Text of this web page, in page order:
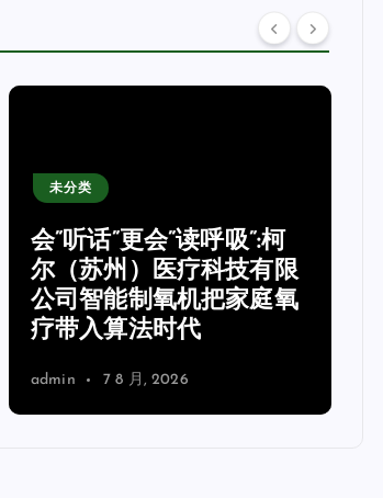
未分类
会”听话”更会”读呼吸”:柯
尔（苏州）医疗科技有限
公司智能制氧机把家庭氧
疗带入算法时代
admin 7 8 月, 2026